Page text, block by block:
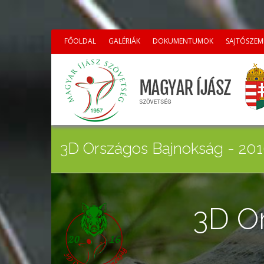
FŐOLDAL GALÉRIÁK DOKUMENTUMOK
3D Országos Bajnokság -
3D